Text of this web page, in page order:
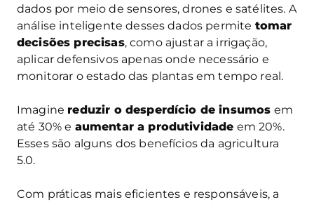
dados por meio de sensores, drones e satélites. A
análise inteligente desses dados permite tomar
decisões precisas, como ajustar a irrigação,
aplicar defensivos apenas onde necessário e
monitorar o estado das plantas em tempo real.
Imagine reduzir o desperdício de insumos em
até 30% e aumentar a produtividade em 20%.
Esses são alguns dos benefícios da agricultura
5.0.
Com práticas mais eficientes e responsáveis, a